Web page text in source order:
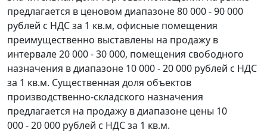
предлагается в ценовом диапазоне 80 000 - 90 000
рублей с НДС за 1 кв.м, офисные помещения
преимущественно выставлены на продажу в
интервале 20 000 - 30 000, помещения свободного
назначения в диапазоне 10 000 - 20 000 рублей с НДС
за 1 кв.м. Существенная доля объектов
производственно-складского назначения
предлагается на продажу в диапазоне цены 10
000 - 20 000 рублей с НДС за 1 кв.м.